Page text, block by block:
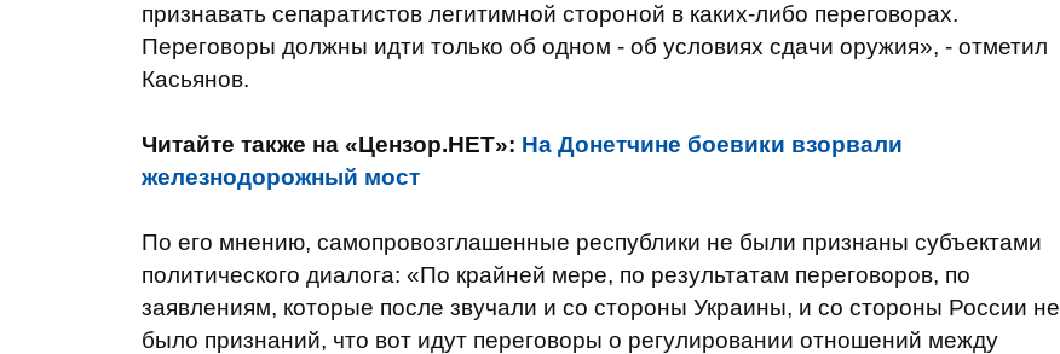
признавать сепаратистов легитимной стороной в каких-либо переговорах.
Переговоры должны идти только об одном - об условиях сдачи оружия», - отметил
Касьянов.
Читайте также на «Цензор.НЕТ»: На Донетчине боевики взорвали
железнодорожный мост
По его мнению, самопровозглашенные республики не были признаны субъектами
политического диалога: «По крайней мере, по результатам переговоров, по
заявлениям, которые после звучали и со стороны Украины, и со стороны России не
было признаний, что вот идут переговоры о регулировании отношений между